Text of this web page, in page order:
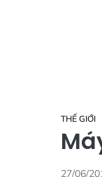
THẾ GIỚI
27/06/